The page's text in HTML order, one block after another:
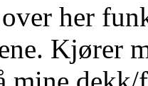
her
Kjører